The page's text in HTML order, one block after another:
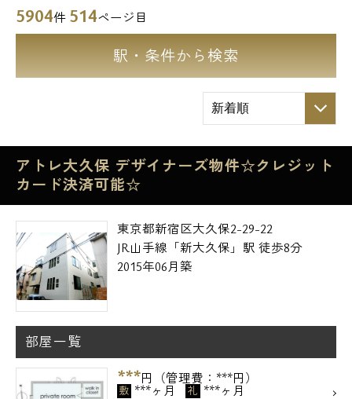
5904件 514ページ目
駅・条件から検索
アトレ大久保 デザイナーズ物件☆クレジット
カード決済可能☆
東京都新宿区大久保2-29-22
JR山手線「新大久保」駅 徒歩8分
2015年06月築
部屋一覧
***円（管理費：***円）
敷 ***ヶ月 礼 ***ヶ月